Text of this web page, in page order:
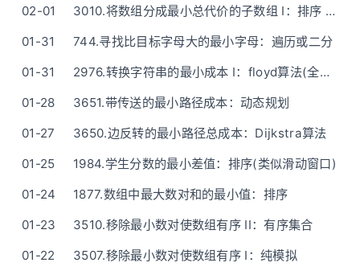
02-01
3010.将数组分成最小总代价的子数组 I：排序 OR 维护最小次小
01-31
744.寻找比目标字母大的最小字母：遍历或二分
01-31
2976.转换字符串的最小成本 I：floyd算法(全源最短路)
01-28
3651.带传送的最小路径成本：动态规划
01-27
3650.边反转的最小路径总成本：Dijkstra算法
01-25
1984.学生分数的最小差值：排序(类似滑动窗口)
01-24
1877.数组中最大数对和的最小值：排序
01-23
3510.移除最小数对使数组有序 II：有序集合
01-22
3507.移除最小数对使数组有序 I：纯模拟